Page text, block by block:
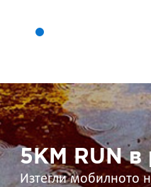
5KM
RUN
в
ръцете
ти 5KM RUN в
Изтегли мобилното